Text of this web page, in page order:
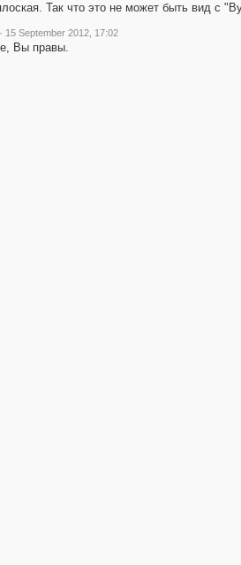
Так что это не может быть вид с
· 15 September 2012, 17:02
Вы правы.